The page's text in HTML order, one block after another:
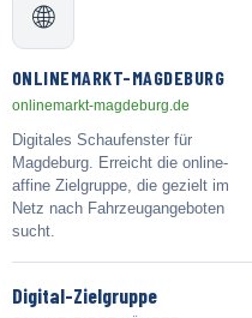
🌐
ONLINEMARKT-MAGDEBURG
onlinemarkt-magdeburg.de
Digitales Schaufenster für
Magdeburg. Erreicht die online-
affine Zielgruppe, die gezielt im
Netz nach Fahrzeugangeboten
sucht.
Digital-Zielgruppe